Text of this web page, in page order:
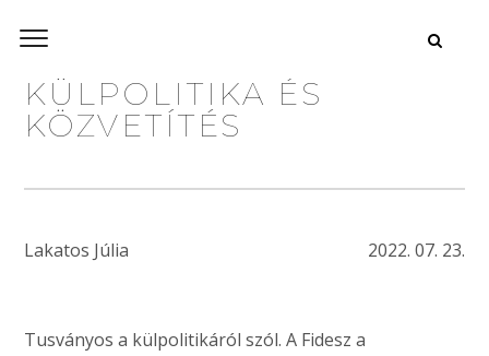
KÜLPOLITIKA ÉS
KÖZVETÍTÉS
Lakatos Júlia 2022. 07. 23.
Tusványos a külpolitikáról szól. A Fidesz a